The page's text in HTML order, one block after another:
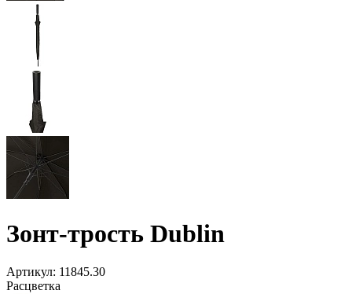
Зонт-трость Dublin
Артикул: 11845.30
Расцветка